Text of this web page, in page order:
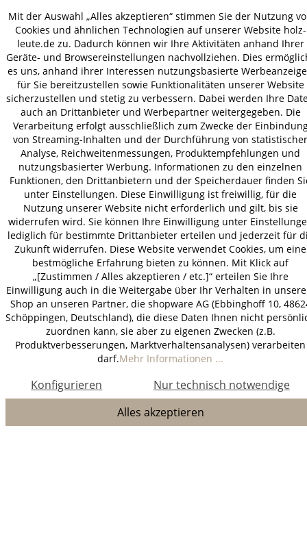
VERSAND
AGB Datenschutz
Impressum
© 2026 HOLZ-LEUTE
* Alle Preise inkl. gesetzl. Mehrwertsteuer zzgl.Versandkosten.
Mit der Auswahl „Alles akzeptieren“ stimmen Sie der Nutzung
Cookies und ähnlichen Technologien auf unserer Website holz-
leute.de zu. Dadurch können wir Ihre Aktivitäten anhand Ihrer
Geräte- und Browsereinstellungen nachvollziehen. Dies
es uns, anhand ihrer Interessen nutzungsbasierte
für Sie bereitzustellen sowie Funktionalitäten unserer Website
sicherzustellen und stetig zu verbessern. Dabei werden Ihre
auch an Drittanbieter und Werbepartner weitergegeben. Die
Verarbeitung erfolgt ausschließlich zum Zwecke der
von Streaming-Inhalten und der Durchführung von statistischer
Analyse, Reichweitenmessungen, Produktempfehlungen und
nutzungsbasierter Werbung. Informationen zu den einzelnen
Funktionen, den Drittanbietern und der Speicherdauer finden
unter Einstellungen. Diese Einwilligung ist freiwillig, für die
Nutzung unserer Website nicht erforderlich und gilt, bis sie
widerrufen wird. Sie können Ihre Einwilligung unter
lediglich für bestimmte Drittanbieter erteilen und jederzeit für
Zukunft widerrufen. Diese Website verwendet Cookies, um eine
bestmögliche Erfahrung bieten zu können. Mit Klick auf
„[Zustimmen / Alles akzeptieren / etc.]“ erteilen Sie Ihre
Einwilligung auch in die Weitergabe über Ihr Verhalten in
Shop an unseren Partner, die shopware AG (Ebbinghoff 10,
Schöppingen, Deutschland), die diese Daten Ihnen nicht
zuordnen kann, sie aber zu eigenen Zwecken (z.B.
Produktverbesserungen, Marktverhaltensanalysen) verarbeiten
darf.Mehr Informationen ...
Nur technisch notwendige
Konfigurieren
Alles akzeptieren